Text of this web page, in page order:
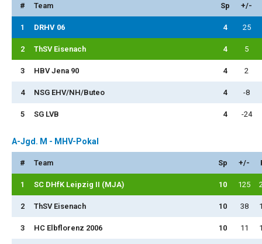
# Team Sp +/-
1 DRHV 06 4 25
2 ThSV Eisenach 4 5
3 HBV Jena 90 4 2
4 NSG EHV/NH/Buteo 4 -8
5 SG LVB 4 -24
A-Jgd. M - MHV-Pokal
# Team Sp +/-
1 SC DHfK Leipzig II (MJA) 10 125
2 ThSV Eisenach 10 38
3 HC Elbflorenz 2006 10 11